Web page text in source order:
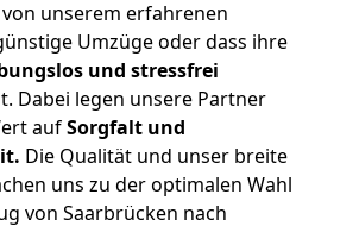
unserem erfahrenen
Umzüge oder dass ihre
und stressfrei
Dabei legen unsere Partner
aufSorgfalt und
Die Qualität und unser breite
uns zu der optimalen Wahl
von Saarbrücken nach